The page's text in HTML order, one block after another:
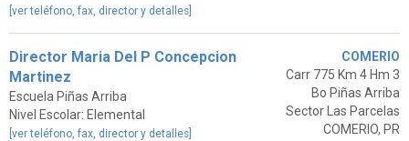
[ver teléfono, fax, director y detalles]
Director Maria Del P Concepcion
Martinez
Escuela Piñas Arriba
Nivel Escolar: Elemental
[ver teléfono, fax, director y detalles]
COMERIO
Carr 775 Km 4 Hm 3
Bo Piñas Arriba
Sector Las Parcelas
COMERIO, PR